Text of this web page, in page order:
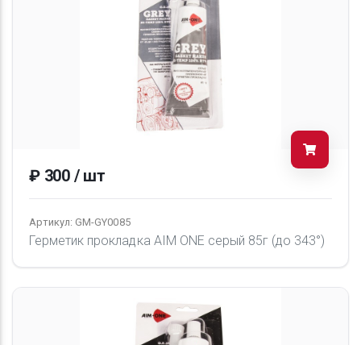
₽ 300 / шт
Артикул: GM-GY0085
Герметик прокладка AIM ONE серый 85г (до 343°)